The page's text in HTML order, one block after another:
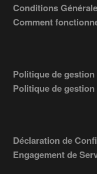
Conditions
Comment
Politique de
Politique de gestion
Déclaration de
Engagement de